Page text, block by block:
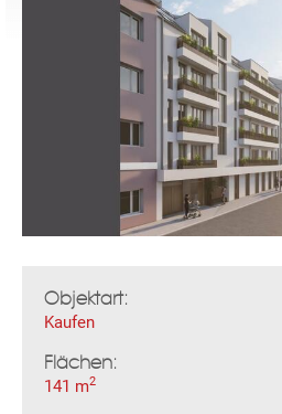
Objektart:
Kaufen
Flächen:
141 m2